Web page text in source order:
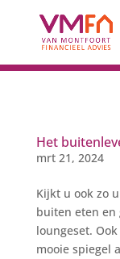
Het
mrt 21, 2024
Kijkt u ook zo
buiten eten en
loungeset.
mooie spiegel